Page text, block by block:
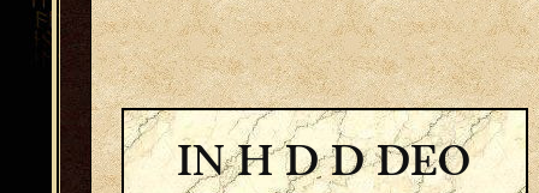
IN H D D DEO